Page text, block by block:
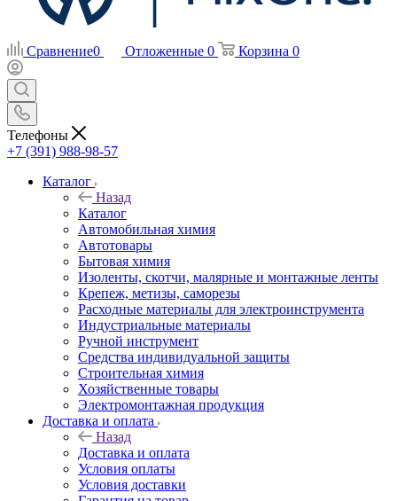
Сравнение0 Отложенные 0 Корзина 0
Телефоны
+7 (391) 988-98-57
Каталог
Назад
Каталог
Автомобильная химия
Автотовары
Бытовая химия
Изоленты, скотчи, малярные и монтажные ленты
Крепеж, метизы, саморезы
Расходные материалы для электроинструмента
Индустриальные материалы
Ручной инструмент
Средства индивидуальной защиты
Строительная химия
Хозяйственные товары
Электромонтажная продукция
Доставка и оплата
Назад
Доставка и оплата
Условия оплаты
Условия доставки